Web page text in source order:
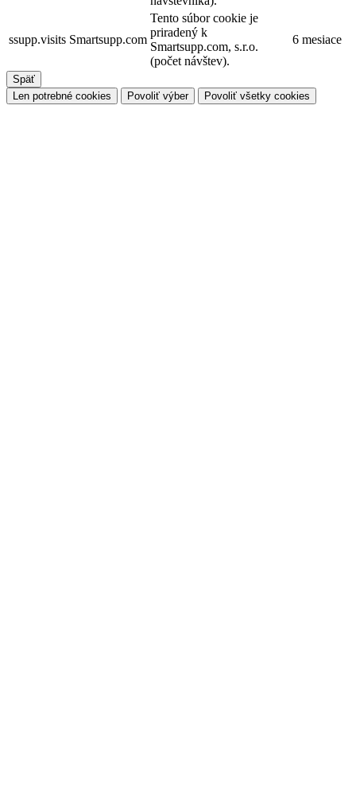
ssupp.visits Smartsupp.com
Tento súbor cookie je
priradený k
Smartsupp.com, s.r.o.
(počet návštev).
6 mesiace
Späť
Len potrebné cookies
Povoliť výber Povoliť všetky cookies